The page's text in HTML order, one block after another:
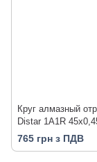
Круг алмазный
Distar 1A1R
Butterfly
765 грн з ПДВ